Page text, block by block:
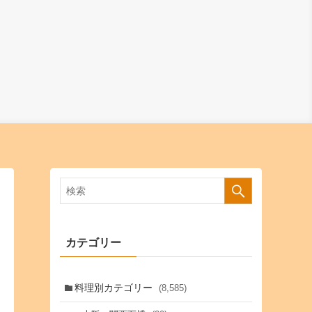
カテゴリー
料理別カテゴリー (8,585)